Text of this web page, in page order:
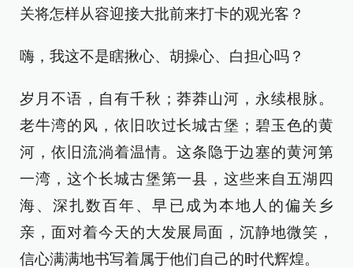
关将怎样从容迎接大批前来打卡的观光客？
嗨，我这不是瞎揪心、胡操心、白担心吗？
岁月不语，自有千秋；莽莽山河，永续根脉。
老牛湾的风，依旧吹过长城古堡；碧玉色的黄
河，依旧流淌着温情。这条隐于边塞的黄河第
一湾，这个长城古堡第一县，这些来自五湖四
海、深扎数百年、早已成为本地人的偏关乡
亲，面对着今天的大发展局面，沉静地微笑，
信心满满地书写着属于他们自己的时代辉煌。